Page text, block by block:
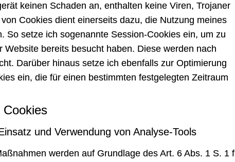
keinen Schaden an, enthalten keine Viren, Trojaner
Cookies dient einerseits dazu, die Nutzung meines
So setze ich sogenannte Session-Cookies ein, um zu
bereits besucht haben. Diese werden nach
Darüber hinaus setze ich ebenfalls zur Optimierung
ein, die für einen bestimmten festgelegten Zeitraum
Cookies
und Verwendung von Analyse-Tools
werden auf Grundlage des Art. 6 Abs. 1 S. 1 f